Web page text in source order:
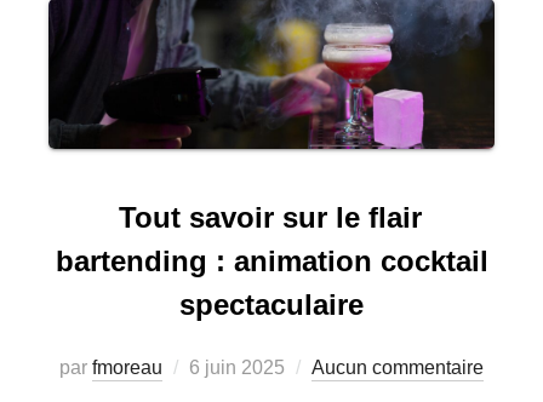
Tout savoir sur le flair
bartending : animation cocktail
spectaculaire
par fmoreau
Publié
6 juin 2025 Aucun commentaire